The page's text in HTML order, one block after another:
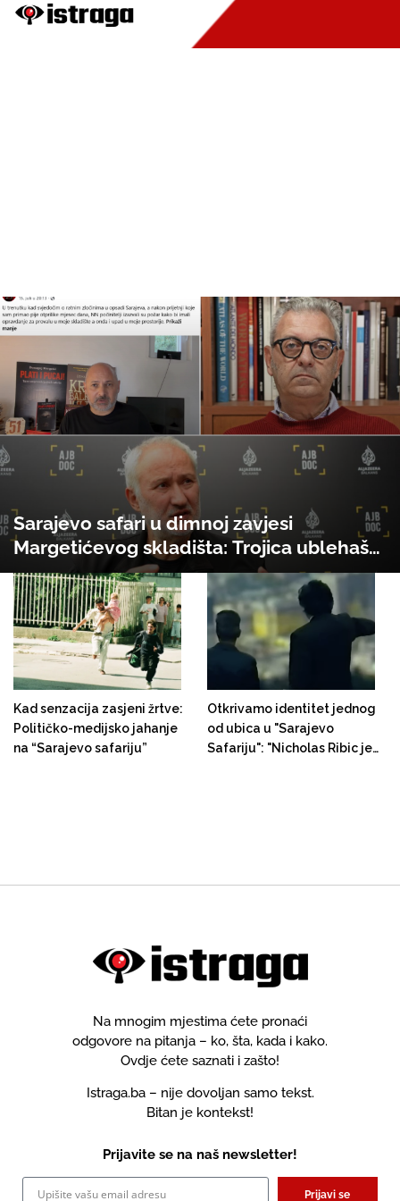
Sarajevo safari u dimnoj zavjesi
Margetićevog skladišta: Trojica ublehaša,
medijski spektakl i nula konkretnih
dokaza
Kad senzacija zasjeni žrtve:
Političko-medijsko jahanje
na “Sarajevo safariju”
Otkrivamo identitet jednog
od ubica u "Sarajevo
Safariju": "Nicholas Ribic je
Na mnogim mjestima ćete pronaći
odgovore na pitanja – ko, šta, kada i kako.
Ovdje ćete saznati i zašto!
Istraga.ba – nije dovoljan samo tekst.
Bitan je kontekst!
Prijavite se na naš newsletter!
Prijavi se